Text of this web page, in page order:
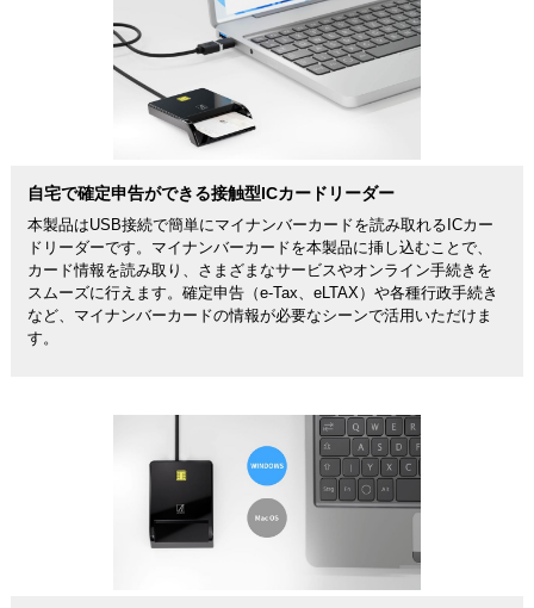
自宅で確定申告ができる接触型ICカードリーダー
本製品はUSB接続で簡単にマイナンバーカードを読み取れるICカー
ドリーダーです。マイナンバーカードを本製品に挿し込むことで、
カード情報を読み取り、さまざまなサービスやオンライン手続きを
スムーズに行えます。確定申告（e-Tax、eLTAX）や各種行政手続き
など、マイナンバーカードの情報が必要なシーンで活用いただけま
す。